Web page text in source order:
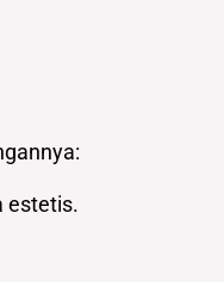
estetis.